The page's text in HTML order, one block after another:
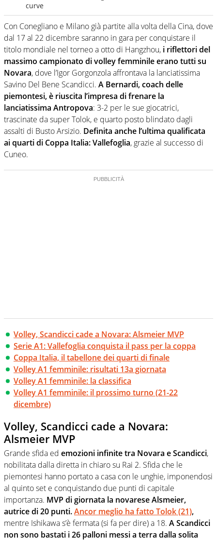
curve
Con Conegliano e Milano già partite alla volta della Cina, dove
dal 17 al 22 dicembre saranno in gara per conquistare il
titolo mondiale nel torneo a otto di Hangzhou, i riflettori del
massimo campionato di volley femminile erano tutti su
Novara, dove l’Igor Gorgonzola affrontava la lanciatissima
Savino Del Bene Scandicci. A Bernardi, coach delle
piemontesi, è riuscita l’impresa di frenare la
lanciatissima Antropova: 3-2 per le sue giocatrici,
trascinate da super Tolok, e quarto posto blindato dagli
assalti di Busto Arsizio. Definita anche l’ultima qualificata
ai quarti di Coppa Italia: Vallefoglia, grazie al successo di
Cuneo.
Volley, Scandicci cade a Novara: Alsmeier MVP
Serie A1: Vallefoglia conquista il pass per la coppa
Coppa Italia, il tabellone dei quarti di finale
Volley A1 femminile: risultati 13a giornata
Volley A1 femminile: la classifica
Volley A1 femminile: il prossimo turno (21-22
dicembre)
Volley, Scandicci cade a Novara:
Alsmeier MVP
Grande sfida ed emozioni infinite tra Novara e Scandicci,
nobilitata dalla diretta in chiaro su Rai 2. Sfida che le
piemontesi hanno portato a casa con le unghie, imponendosi
al quinto set e conquistando due punti di capitale
importanza. MVP di giornata la novarese Alsmeier,
autrice di 20 punti.Ancor meglio ha fatto Tolok (21),
mentre Ishikawa s’è fermata (si fa per dire) a 18. A Scandicci
non sono bastati i 26 palloni messi a terra dalla solita